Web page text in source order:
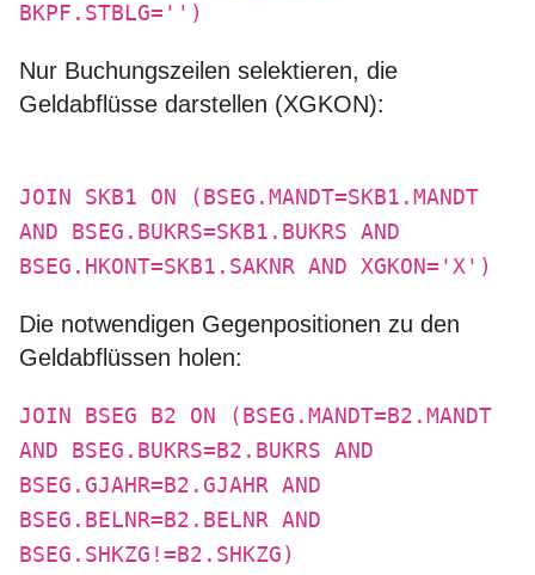
BKPF.STBLG='')
Nur Buchungszeilen selektieren, die
Geldabflüsse darstellen (XGKON):
JOIN SKB1 ON (BSEG.MANDT=SKB1.MANDT
AND BSEG.BUKRS=SKB1.BUKRS AND
BSEG.HKONT=SKB1.SAKNR AND XGKON='X')
Die notwendigen Gegenpositionen zu den
Geldabflüssen holen:
JOIN BSEG B2 ON (BSEG.MANDT=B2.MANDT
AND BSEG.BUKRS=B2.BUKRS AND
BSEG.GJAHR=B2.GJAHR AND
BSEG.BELNR=B2.BELNR AND
BSEG.SHKZG!=B2.SHKZG)